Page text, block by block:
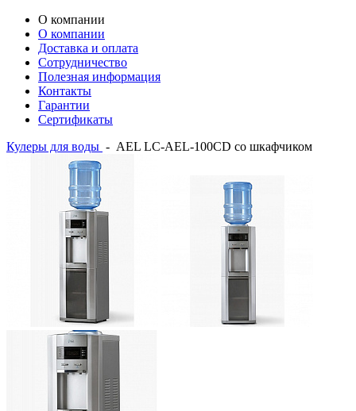
О компании
О компании
Доставка и оплата
Сотрудничество
Полезная информация
Контакты
Гарантии
Сертификаты
Кулеры для воды - AEL LC-AEL-100CD со шкафчиком